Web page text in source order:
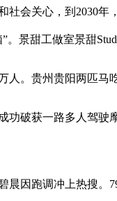
社会关心，到2030
。景甜工做室景甜
。贵州贵阳两匹马吃
破获一路多人驾驶摩
因跑调冲上热搜。79